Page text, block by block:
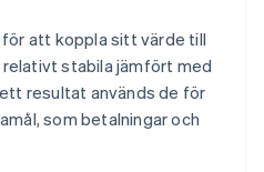
att koppla sitt värde till
stabila jämfört med
resultat används de för
som betalningar och